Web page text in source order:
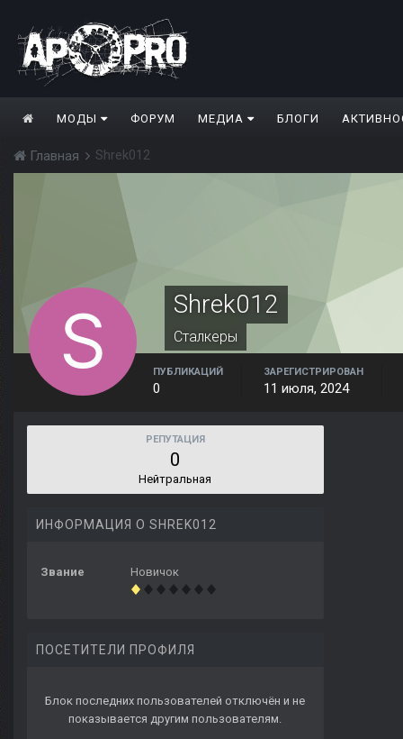
МОДЫ ФОРУМ МЕДИА БЛОГИ
Главная Shrek012
Shrek012
Сталкеры
ПУБЛИКАЦИЙ
0
ЗАРЕГИСТРИРОВАН
11 июля, 2024
РЕПУТАЦИЯ
0
Нейтральная
ИНФОРМАЦИЯ О SHREK012
Звание Новичок
ПОСЕТИТЕЛИ ПРОФИЛЯ
Блок последних пользователей отключён и не
показывается другим пользователям.